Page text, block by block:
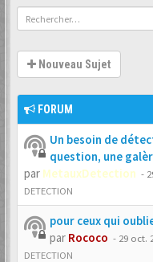
Nouveau Sujet
FORUM
Un besoin de
question, une
par MetauxDetection -
DETECTION
pour ceux qui
par Rococo - 29 oct.
DETECTION